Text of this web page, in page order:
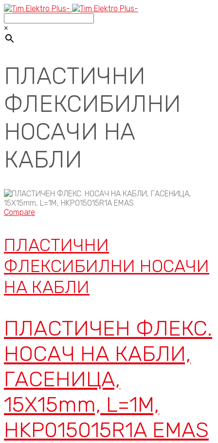
×
ПЛАСТИЧНИ
ФЛЕКСИБИЛНИ
НОСАЧИ НА
КАБЛИ
Compare
ПЛАСТИЧНИ
ФЛЕКСИБИЛНИ НОСАЧИ
НА КАБЛИ
ПЛАСТИЧЕН ФЛЕКС.
НОСАЧ НА КАБЛИ,
ГАСЕНИЦА,
15X15mm, L=1M,
HKP015015R1A EMAS